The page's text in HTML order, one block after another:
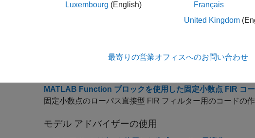
最も簡潔な丸めモードでは、さまざまな手法を組み合わせ
必要性を削減または除去しようとします。
MATLAB Function ブロックを使用したデータ型の制御とコ
MATLAB Function ブロックを使用した固定小数点 FIR コ
固定小数点のローパス直接型 FIR フィルター用のコードの作
モデル アドバイザーの使用
Luxembourg (English)
Français
United Kingdom
最寄りの営業オフィスへのお問い合わせ